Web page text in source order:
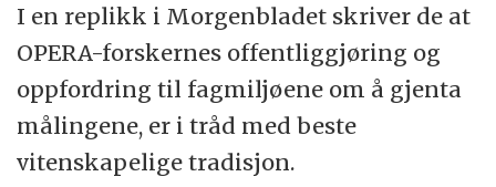
I en replikk i Morgenbladet skriver de at
OPERA-forskernes offentliggjøring og
oppfordring til fagmiljøene om å gjenta
målingene, er i tråd med beste
vitenskapelige tradisjon.